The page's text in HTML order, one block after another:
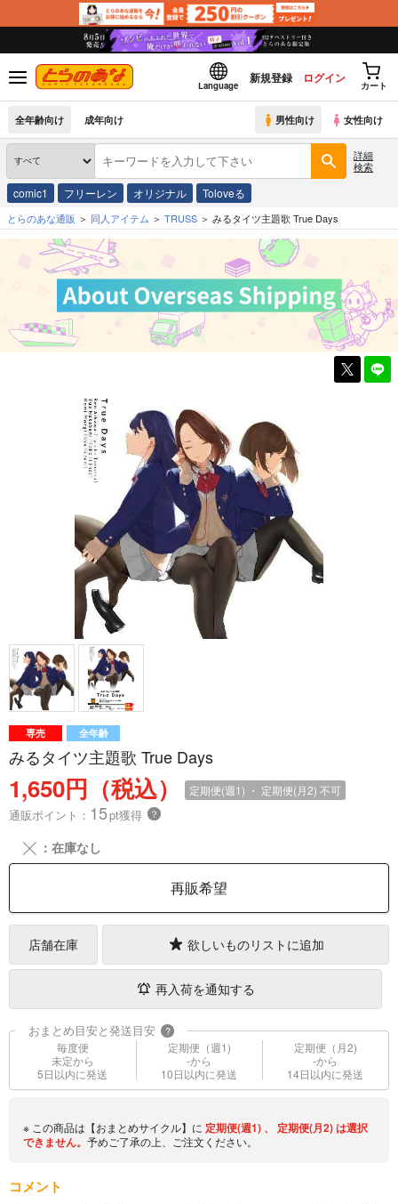
Language
新規登録 ログイン
カート
全年齢向け 成年向け 男性向け 女性向け
詳細
検索
comic1 フリーレン オリジナル Toloveる
とらのあな通販 同人アイテム TRUSS みるタイツ主題歌 True Days
専売 全年齢
みるタイツ主題歌 True Days
1,650円（税込） 定期便(週1) ・ 定期便(月2) 不可
通販ポイント： 15pt獲得 ？
╳ ：在庫なし
再販希望
店舗在庫 欲しいものリストに追加
再入荷を通知する
おまとめ目安と発送目安 ?
毎度便
未定から
5日以内に発送
定期便（週1)
-から
10日以内に発送
定期便（月2)
-から
14日以内に発送
※ この商品は【おまとめサイクル】に 定期便(週1) 、 定期便(月2)は選択
できません。 予めご了承の上、ご注文ください。
コメント